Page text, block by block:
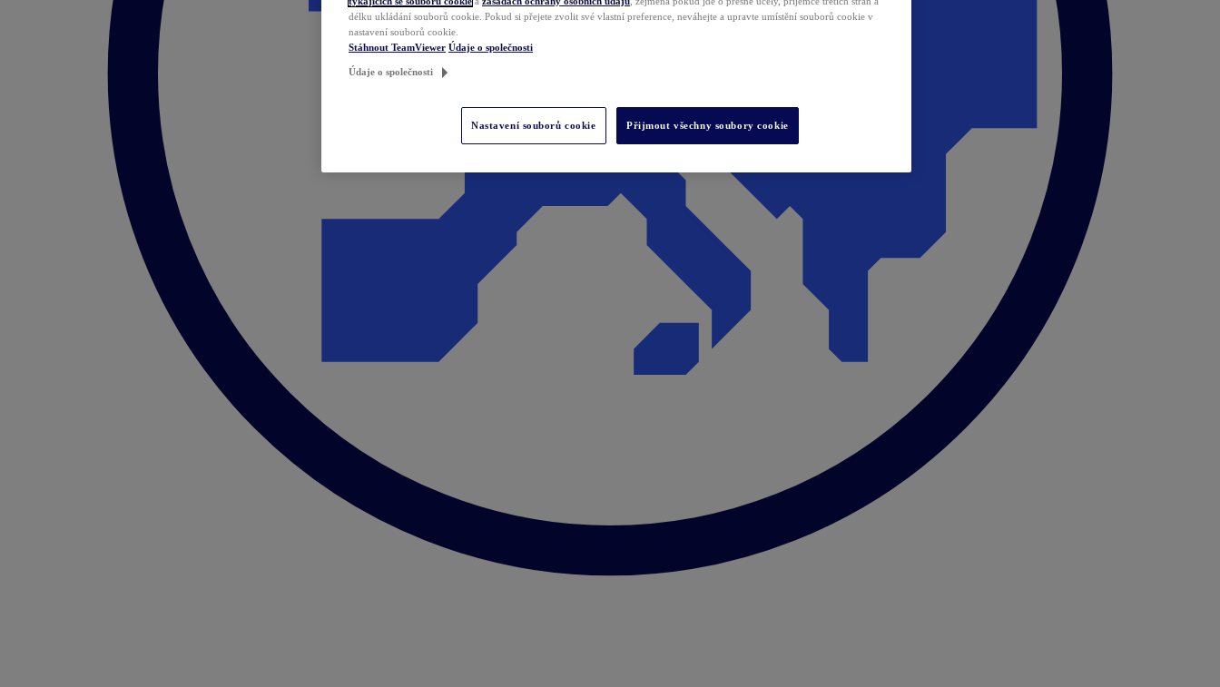
délku ukládání souborů cookie. Pokud si přejete zvolit své vlastní preference, neváhejte a upravte umístění souborů cookie v
nastavení souborů cookie.
Stáhnout TeamViewer Údaje o společnosti
Údaje o společnosti
Nastavení souborů cookie Přijmout všechny soubory cookie